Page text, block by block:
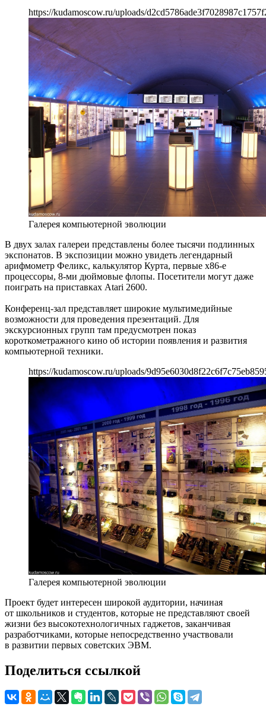
https://kudamoscow.ru/uploads/
Галерея компьютерной эволюции
В двух залах галереи представлены более тысячи подлинных
экспонатов. В экспозиции можно увидеть легендарный
арифмометр Феликс, калькулятор Курта, первые х86-е
процессоры, 8-ми дюймовые флопы. Посетители могут даже
поиграть на приставках Atari 2600.
Конференц-зал представляет широкие мультимедийные
возможности для проведения презентаций. Для
экскурсионных групп там предусмотрен показ
короткометражного кино об истории появления и развития
компьютерной техники.
https://kudamoscow.ru/uploads/
Галерея компьютерной эволюции
Проект будет интересен широкой аудитории, начиная
от школьников и студентов, которые не представляют своей
жизни без высокотехнологичных гаджетов, заканчивая
разработчиками, которые непосредственно участвовали
в развитии первых советских ЭВМ.
Поделиться ссылкой